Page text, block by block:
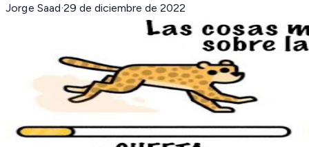
Jorge Saad·29 de diciembre de 2022